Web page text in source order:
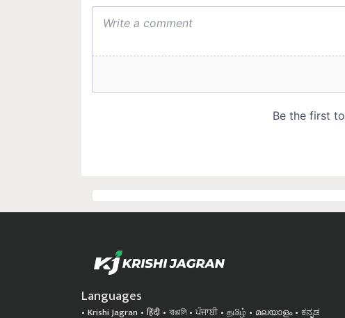
Languages
Krishi Jagran हिंदी বাঙালি ਪੰਜਾਬੀ தமிழ் മലയാളം
ಕನ್ನಡ